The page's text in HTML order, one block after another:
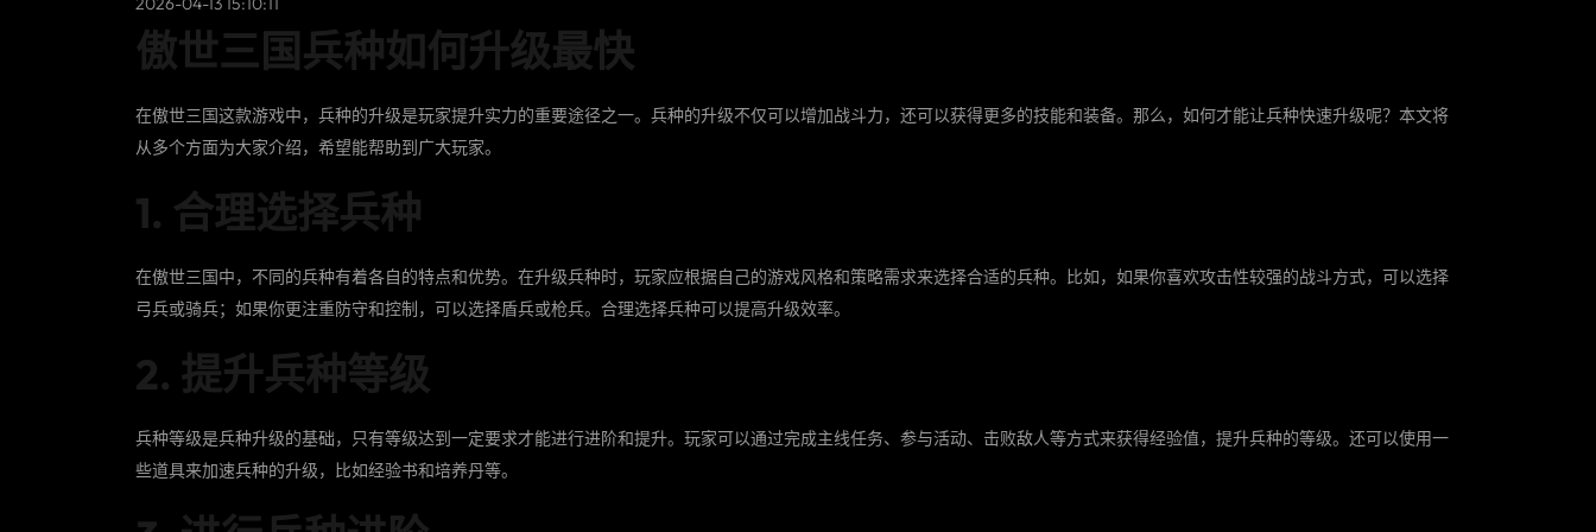
傲世三国兵种如何升级最快
在傲世三国这款游戏中，兵种的升级是玩家提升实力的重要途径之一。兵种的升级不仅可以增加战斗力，还可以获得更多的技能和装备。那么，如何才能让兵种快速升级呢？本文将
从多个方面为大家介绍，希望能帮助到广大玩家。
1. 合理选择兵种
在傲世三国中，不同的兵种有着各自的特点和优势。在升级兵种时，玩家应根据自己的游戏风格和策略需求来选择合适的兵种。比如，如果你喜欢攻击性较强的战斗方式，可以选择
弓兵或骑兵；如果你更注重防守和控制，可以选择盾兵或枪兵。合理选择兵种可以提高升级效率。
2. 提升兵种等级
兵种等级是兵种升级的基础，只有等级达到一定要求才能进行进阶和提升。玩家可以通过完成主线任务、参与活动、击败敌人等方式来获得经验值，提升兵种的等级。还可以使用一
些道具来加速兵种的升级，比如经验书和培养丹等。